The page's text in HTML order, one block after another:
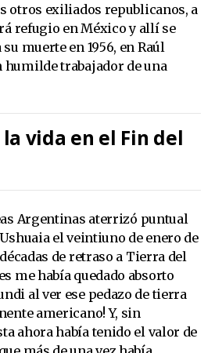
otros exiliados republicanos, a
refugio en México y allí se
muerte en 1956, en Raúl
humilde trabajador de una
vida en el Fin del
Argentinas aterrizó puntual
el veintiuno de enero de
de retraso a Tierra del
me había quedado absorto
al ver ese pedazo de tierra
americano! Y, sin
ahora había tenido el valor de